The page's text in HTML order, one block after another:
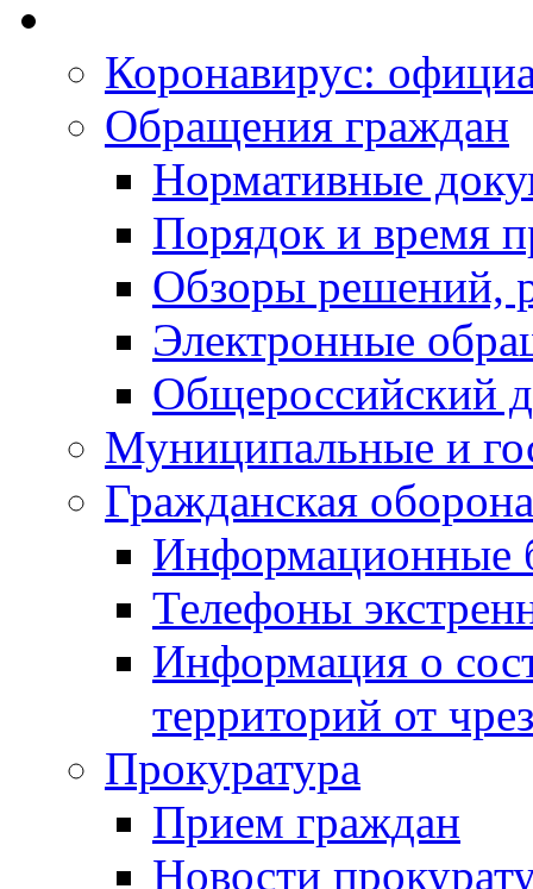
Коронавирус:
Обращения граждан
Нормативные
Порядок и время
Обзоры решений,
Электронные
Общероссийский
Муниципальные и
Гражданская
Информационные
Телефоны
Информация о
территорий от
Прокуратура
Прием граждан
Новости